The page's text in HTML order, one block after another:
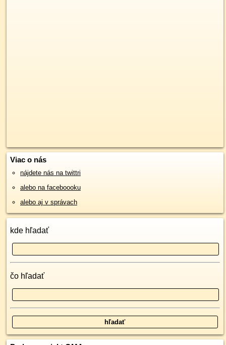
Viac o nás
nájdete nás na twittri
alebo na faceboooku
alebo aj v správach
kde hľadať
čo hľadať